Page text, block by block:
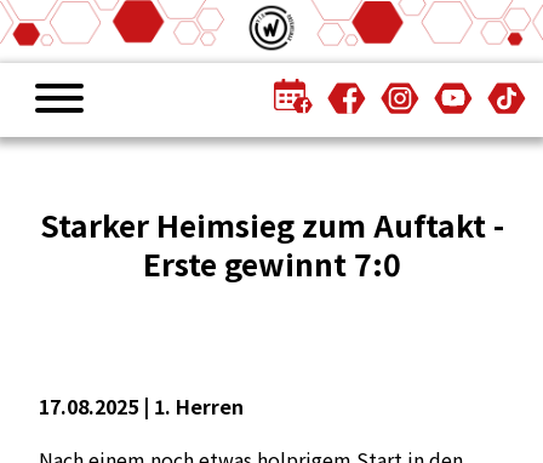
Starker Heimsieg zum Auftakt -
Erste gewinnt 7:0
17.08.2025 | 1. Herren